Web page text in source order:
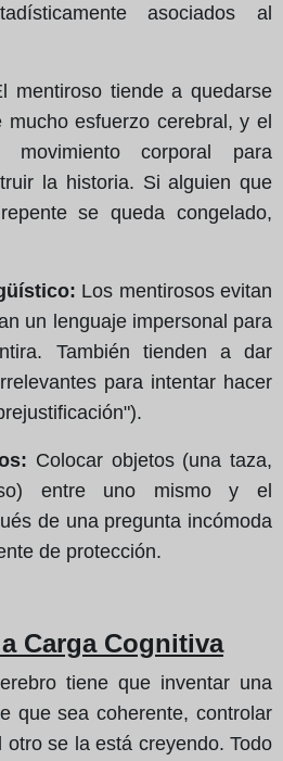
asociados al
mentiroso tiende a quedarse
mucho esfuerzo cerebral, y el
corporal para
la historia. Si alguien que
se queda congelado,
Los mentirosos evitan
un lenguaje impersonal para
También tienden a dar
para intentar hacer
Colocar objetos (una taza,
entre uno mismo y el
de una pregunta incómoda
de protección.
Carga Cognitiva
tiene que inventar una
que sea coherente, controlar
se la está creyendo. Todo